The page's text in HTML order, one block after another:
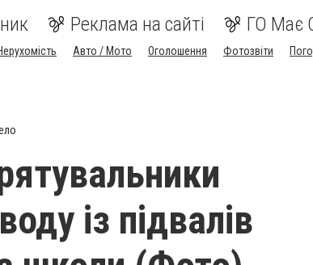
Реклама на сайті ГО Має
Авто / Мото Оголошення Фотозвіти
із підвалів